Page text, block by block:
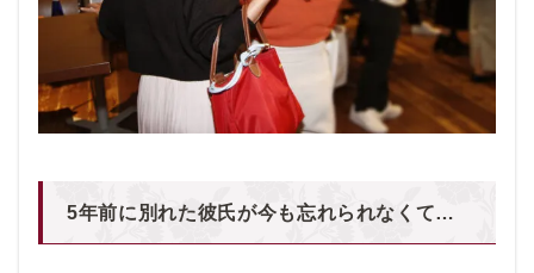
5年前に別れた彼氏が今も忘れられなくて…